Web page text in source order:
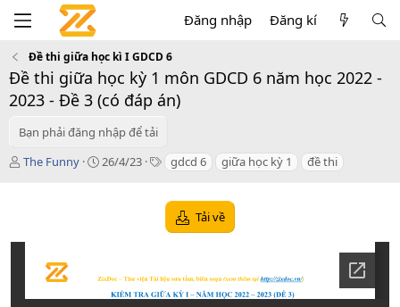
Đăng nhập Đăng kí
Đề thi giữa học kì I GDCD 6
Đề thi giữa học kỳ 1 môn GDCD 6 năm học 2022 -
2023 - Đề 3 (có đáp án)
Bạn phải đăng nhập để tải
T
ả
The Funny
C
26/4/23
T
s
gdcd 6 giữa học kỳ 1 đề thi
Tải về